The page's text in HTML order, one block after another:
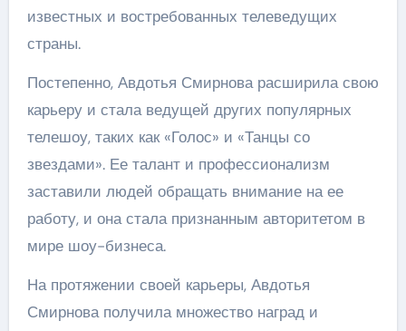
известных и востребованных телеведущих
страны.
Постепенно, Авдотья Смирнова расширила свою
карьеру и стала ведущей других популярных
телешоу, таких как «Голос» и «Танцы со
звездами». Ее талант и профессионализм
заставили людей обращать внимание на ее
работу, и она стала признанным авторитетом в
мире шоу-бизнеса.
На протяжении своей карьеры, Авдотья
Смирнова получила множество наград и